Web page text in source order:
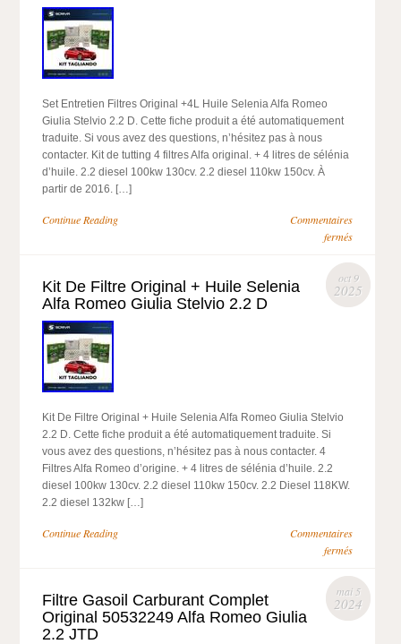
Set Entretien Filtres Original +4L Huile Selenia Alfa Romeo
Giulia Stelvio 2.2 D. Cette fiche produit a été automatiquement
traduite. Si vous avez des questions, n’hésitez pas à nous
contacter. Kit de tutting 4 filtres Alfa original. + 4 litres de sélénia
d’huile. 2.2 diesel 100kw 130cv. 2.2 diesel 110kw 150cv. À
partir de 2016. […]
Continue Reading
Commentaires
fermés
oct 9
2025
Kit De Filtre Original + Huile Selenia
Alfa Romeo Giulia Stelvio 2.2 D
Kit De Filtre Original + Huile Selenia Alfa Romeo Giulia Stelvio
2.2 D. Cette fiche produit a été automatiquement traduite. Si
vous avez des questions, n’hésitez pas à nous contacter. 4
Filtres Alfa Romeo d’origine. + 4 litres de sélénia d’huile. 2.2
diesel 100kw 130cv. 2.2 diesel 110kw 150cv. 2.2 Diesel 118KW.
2.2 diesel 132kw […]
Continue Reading
Commentaires
fermés
mai 5
2024
Filtre Gasoil Carburant Complet
Original 50532249 Alfa Romeo Giulia
2.2 JTD